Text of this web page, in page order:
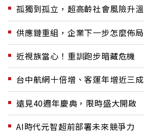
孤獨到孤立，超高齡社會風險升溫
供應鏈重組，企業下一步怎麼佈局
近視族當心！重訓跑步暗藏危機
台中航網十倍增、客運年增近三成
遠見40週年慶典，限時盛大開啟
AI時代元智超前部署未來競爭力